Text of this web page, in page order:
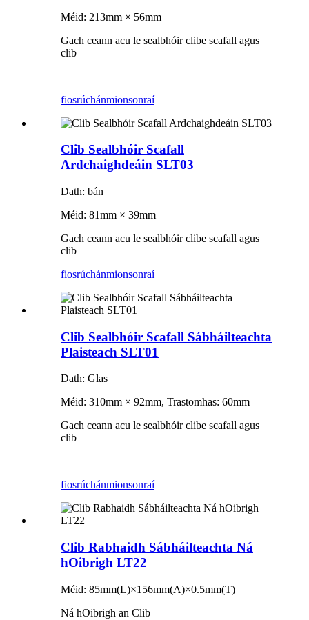
Méid: 213mm × 56mm
Gach ceann acu le sealbhóir clibe scafall agus
clib
fiosrúchánmionsonraí
Clib Sealbhóir Scafall
Ardchaighdeáin SLT03
Dath: bán
Méid: 81mm × 39mm
Gach ceann acu le sealbhóir clibe scafall agus
clib
fiosrúchánmionsonraí
Clib Sealbhóir Scafall Sábháilteachta
Plaisteach SLT01
Dath: Glas
Méid: 310mm × 92mm, Trastomhas: 60mm
Gach ceann acu le sealbhóir clibe scafall agus
clib
fiosrúchánmionsonraí
Clib Rabhaidh Sábháilteachta Ná
hOibrigh LT22
Méid: 85mm(L)×156mm(A)×0.5mm(T)
Ná hOibrigh an Clib